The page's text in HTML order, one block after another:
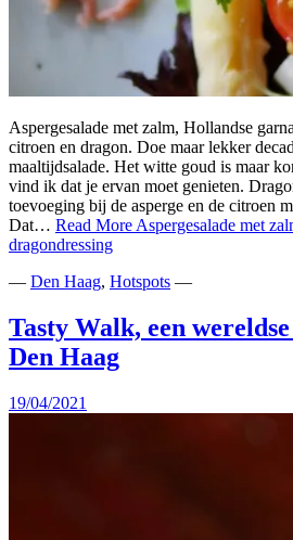
Aspergesalade met zalm, Hollandse
citroen en dragon. Doe maar lekker
maaltijdsalade. Het witte goud is maar
vind ik dat je ervan moet genieten.
toevoeging bij de asperge en de citroen
Dat… Read More Aspergesalade met
dragondressing
— Den Haag, Hotspots —
Tasty Walk, een wereldse
Den Haag
19/04/2021